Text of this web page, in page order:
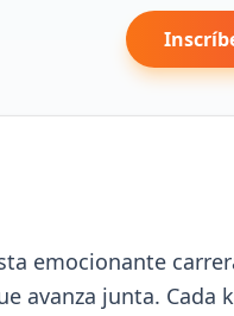
emocionante
avanza junta.